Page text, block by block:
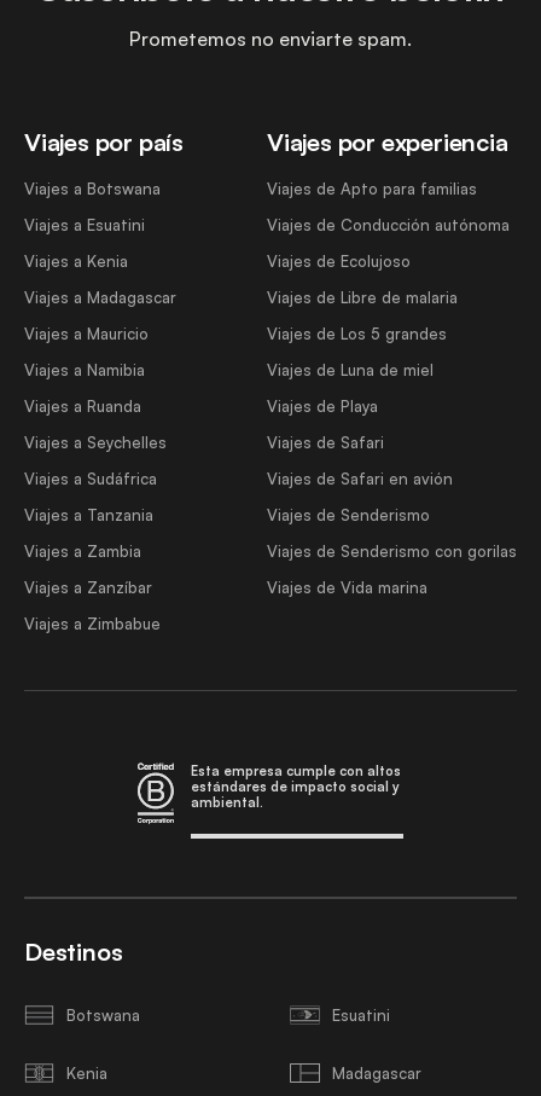
Viajes por país
Viajes a Botswana
Viajes a Esuatini
Viajes a Kenia
Viajes a Madagascar
Viajes a Mauricio
Viajes a Namibia
Viajes a Ruanda
Viajes a Seychelles
Viajes a Sudáfrica
Viajes a Tanzania
Viajes a Zambia
Viajes a Zanzíbar
Viajes a Zimbabue
Viajes por experiencia
Viajes de Apto para familias
Viajes de Conducción autónoma
Viajes de Ecolujoso
Viajes de Libre de malaria
Viajes de Los 5 grandes
Viajes de Luna de miel
Viajes de Playa
Viajes de Safari
Viajes de Safari en avión
Viajes de Senderismo
Viajes de Senderismo con gorilas
Viajes de Vida marina
Prometemos no enviarte spam.
Esta empresa cumple con altos
estándares de impacto social y
ambiental.
Destinos
Botswana Esuatini
Kenia Madagascar